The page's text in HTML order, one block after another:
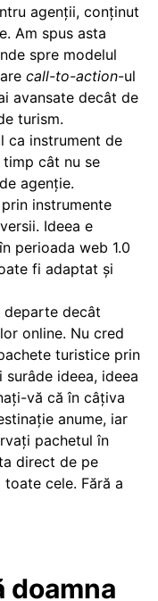
agenții, conținut
Am spus asta
spre modelul
call-to-action-ul
avansate decât de
turism.
ca instrument de
cât nu se
agenție.
instrumente
Ideea e
perioada web 1.0
fi adaptat și
departe decât
online. Nu cred
turistice prin
ideea, ideea
vă că în câțiva
anume, iar
pachetul în
direct de pe
cele. Fără a
doamna